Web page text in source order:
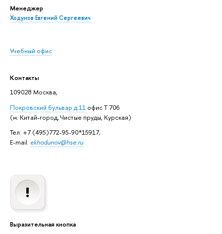
Менеджер
Ходунов Евгений Сергеевич
Учебный офис
Контакты
109028 Москва,
Покровский бульвар д.11 офис Т 706
(м. Китай-город, Чистые пруды, Курская)
Тел: +7 (495)772-95-90*15917;
E-mail: ekhodunov@hse.ru
Выразительная кнопка